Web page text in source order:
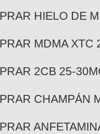
HIELO DE
MDMA XTC
2CB 25-
CHAMPÁN